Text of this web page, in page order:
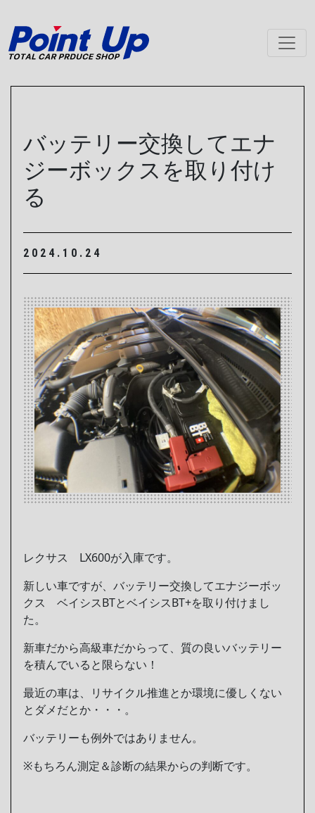
メインナビゲーション
バッテリー交換してエナ
ジーボックスを取り付け
る
2024.10.24
レクサス LX600が入庫です。
新しい車ですが、バッテリー交換してエナジーボッ
クス ベイシスBTとベイシスBT+を取り付けまし
た。
新車だから高級車だからって、質の良いバッテリー
を積んでいると限らない！
最近の車は、リサイクル推進とか環境に優しくない
とダメだとか・・・。
バッテリーも例外ではありません。
※もちろん測定＆診断の結果からの判断です。